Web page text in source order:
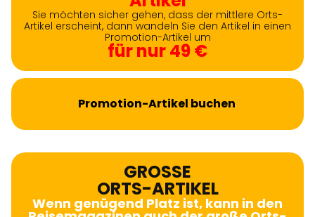
Sie möchten sicher gehen, dass der mittlere Orts-
Artikel erscheint, dann wandeln Sie den Artikel in einen
Promotion-Artikel um
für nur 49 €
Promotion-Artikel buchen
GROSSE
ORTS-ARTIKEL
Wenn genügend Platz ist, kann in den